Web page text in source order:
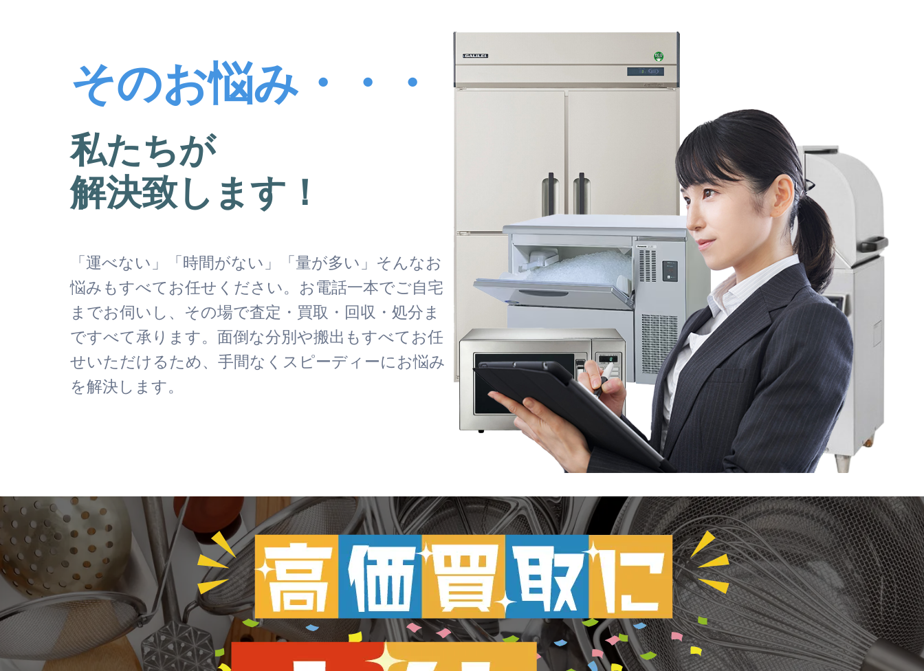
そのお悩み・・・
私たちが
解決致します！
「運べない」「時間がない」「量が多い」そんなお
悩みもすべてお任せください。お電話一本でご自宅
までお伺いし、その場で査定・買取・回収・処分ま
ですべて承ります。面倒な分別や搬出もすべてお任
せいただけるため、手間なくスピーディーにお悩み
を解決します。